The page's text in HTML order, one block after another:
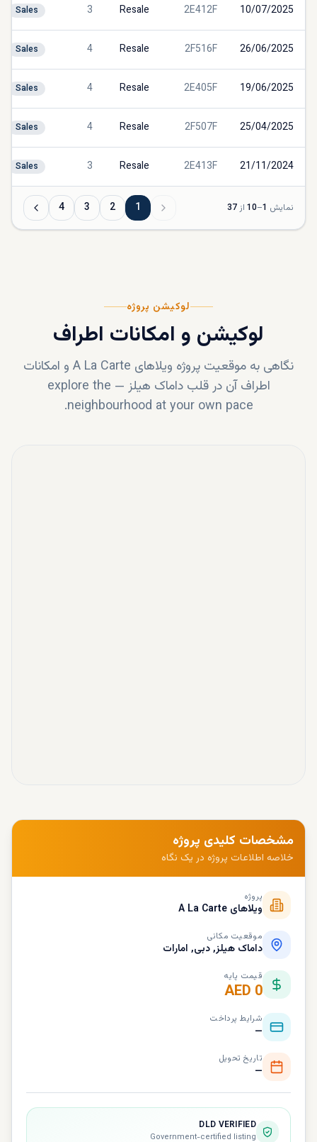
10/07/2025
2E412F
Resale
3
Sales
26/06/2025
2F516F
Resale
4
Sales
19/06/2025
2E405F
Resale
4
Sales
25/04/2025
2F507F
Resale
4
Sales
21/11/2024
2E413F
Resale
3
Sales
نمایش 1
–
10 از 37
1
2
3
4
لوکیشن پروژه
لوکیشن و امکانات اطراف
نگاهی به موقعیت پروژه ویلاهای A La Carte
و امکانات
اطراف آن در قلب داماک هیلز —
explore the
neighbourhood at your own pace.
مشخصات کلیدی پروژه
خلاصه اطلاعات پروژه در یک نگاه
پروژه
ویلاهای A La Carte
موقعیت مکانی
داماک هیلز, دبی, امارات
قیمت پایه
AED 0
شرایط پرداخت
—
تاریخ تحویل
—
DLD VERIFIED
Government-certified listing